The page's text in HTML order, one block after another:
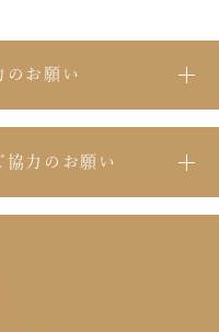
のお願い
協力のお願い